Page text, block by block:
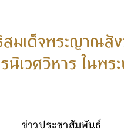
ข่าวประชาสัมพันธ์